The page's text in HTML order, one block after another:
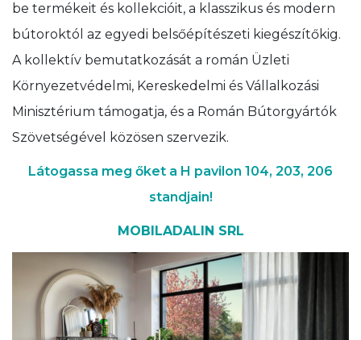
be termékeit és kollekcióit, a klasszikus és modern
bútoroktól az egyedi belsőépítészeti kiegészítőkig.
A kollektív bemutatkozását a román Üzleti
Környezetvédelmi, Kereskedelmi és Vállalkozási
Minisztérium támogatja, és a Román Bútorgyártók
Szövetségével közösen szervezik.
Látogassa meg őket a H pavilon 104, 203, 206
standjain!
MOBILADALIN SRL